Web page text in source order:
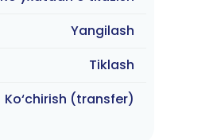
Yangilash
Tiklash
Ko‘chirish (transfer)